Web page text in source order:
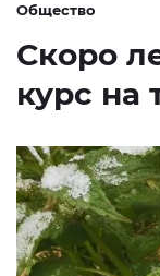
Общество
Скоро
курс на